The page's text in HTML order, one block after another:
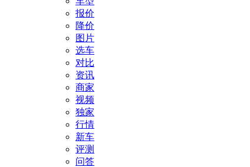
报价
降价
图片
选车
对比
资讯
商家
视频
独家
行情
新车
评测
问答